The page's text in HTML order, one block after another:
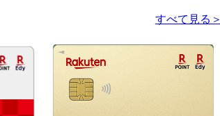
すべて見る＞